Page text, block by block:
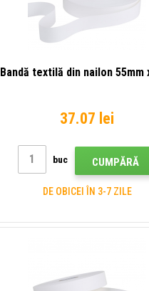
Bandă textilă din nailon 55mm
37.07 lei
buc CUMPĂRĂ
DE OBICEI ÎN 3-7 ZILE